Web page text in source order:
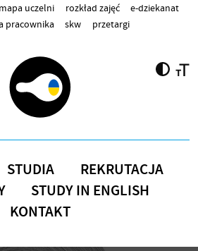
mapa uczelni rozkład zajęć
e-dziekanat
pracownika skw
przetargi
STUDIA
REKRUTACJA
STUDY IN ENGLISH
KONTAKT